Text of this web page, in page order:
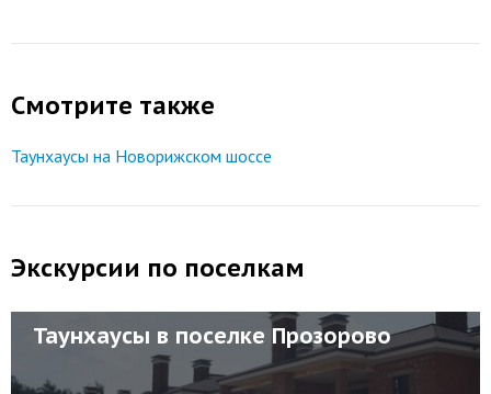
Смотрите также
Таунхаусы на Новорижском шоссе
Экскурсии по поселкам
Таунхаусы в поселке Прозорово